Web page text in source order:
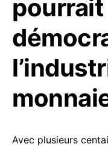
pourrait
Avec plusieurs